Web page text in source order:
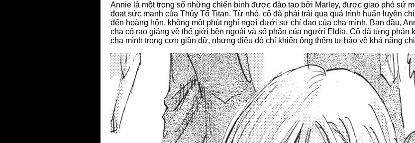
Annie là một trong số những chiến binh được đào tạo bởi Marley, được giao phó sứ
đoạt sức mạnh của Thủy Tổ Titan. Từ nhỏ, cô đã phải trải qua quá trình huấn luyện
đến hoàng hôn, không một phút nghỉ ngơi dưới sự chỉ đạo của cha mình. Ban đầu,
cha cô rao giảng về thế giới bên ngoài và số phận của người Eldia. Cô đã từng phản
cha mình trong cơn giận dữ, nhưng điều đó chỉ khiến ông thêm tự hào về khả năng